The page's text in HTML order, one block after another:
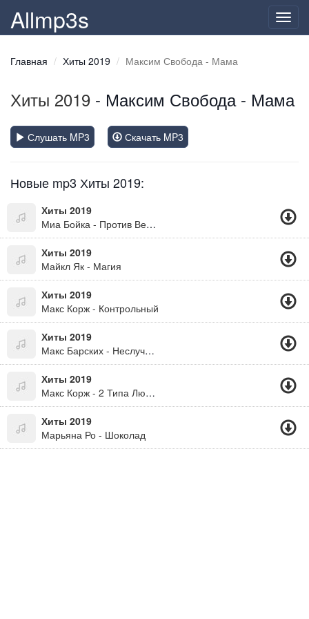
Allmp3s
Главная Хиты 2019 Максим Свобода - Мама
Хиты 2019 - Максим Свобода - Мама
Слушать MP3 Скачать MP3
Новые mp3 Хиты 2019:
Хиты 2019
Миа Бойка - Против Ветра
Хиты 2019
Майкл Як - Магия
Хиты 2019
Макс Корж - Контрольный
Хиты 2019
Макс Барских - Неслучайно
Хиты 2019
Макс Корж - 2 Типа Людей
Хиты 2019
Марьяна Ро - Шоколад